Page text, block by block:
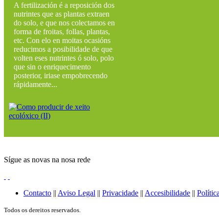
A fertilización é a reposición dos
nutrintes que as plantas extraen
do solo, e que nos colectamos en
forma de froitas, follas, plantas,
etc. Con elo en moitas ocasións
reducimos a posibilidade de que
volten eses nutrintes ó solo, polo
que sin o enriquecimento
posterior, iriase empobrecendo
rápidamente...
Sígue as novas na nosa rede
Contacto || Aviso Legal || Privacidade || Accesibilidade ||
Todos os dereitos reservados.